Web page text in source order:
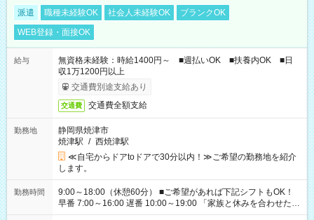
派遣 職種未経験OK 社会人未経験OK
ブランクOK
WEB登録・面接OK
給与
無資格未経験：時給1400円～ ■週払いOK ■扶養内OK ■日
収1万1200円以上
交通費別途支給あり
交通費 交通費全額支給
勤務地
静岡県焼津市
焼津駅 / 西焼津駅
≪自宅からドアtoドアで30分以内！≫ご希望の勤務地を紹介
します。
勤務時間
9:00～18:00（休憩60分） ■ご希望があれば下記シフトもOK！
早番 7:00～16:00 遅番 10:00～19:00 「家族と休みを合わせた
い」 「余裕を持って夕飯の準備がしたい」 「できれば残業はし